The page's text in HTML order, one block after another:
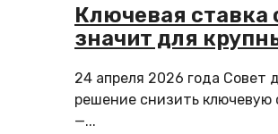
Ключевая ставка
значит для
24 апреля 2026 года Совет
решение снизить ключевую
—...